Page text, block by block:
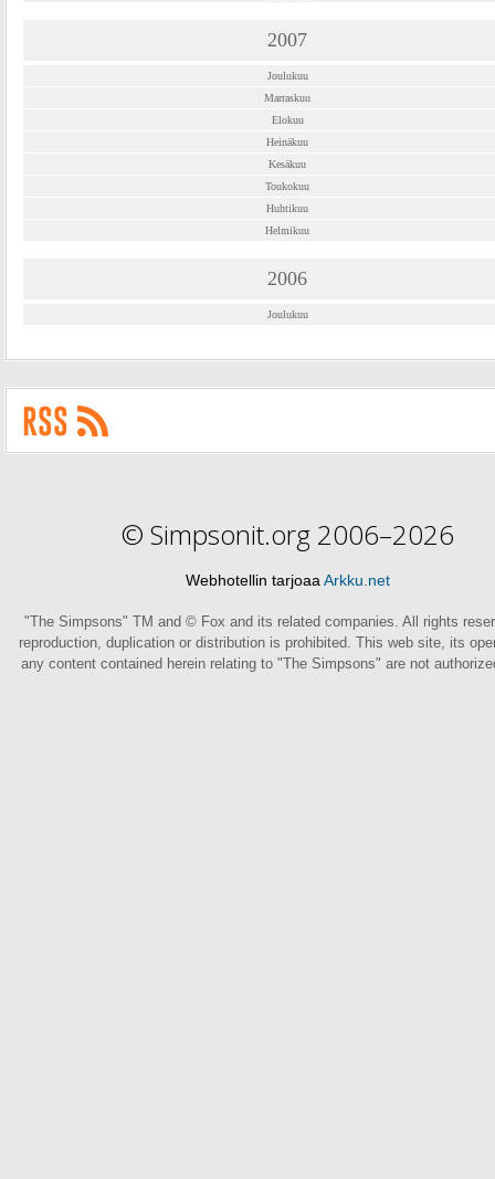
2007
Joulukuu
Marraskuu
Elokuu
Heinäkuu
Kesäkuu
Toukokuu
Huhtikuu
Helmikuu
2006
Joulukuu
© Simpsonit.org 2006–2026
Webhotellin tarjoaa Arkku.net
"The Simpsons" TM and © Fox and its related companies. All rights
reproduction, duplication or distribution is prohibited. This web site, its
any content contained herein relating to "The Simpsons" are not